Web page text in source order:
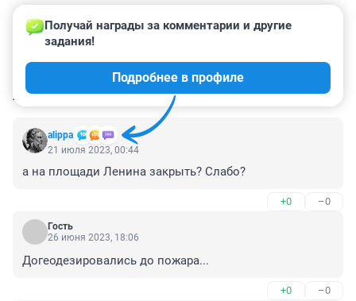
КОММЕНТАРИИ 22
alippa
Получай награды за комментарии и другие
задания!
Подробнее в профиле
21 июля 2023, 00:44
а на площади Ленина закрыть? Слабо?
+0 –0
Гость
26 июня 2023, 18:06
Догеодезировались до пожара...
+0 –0